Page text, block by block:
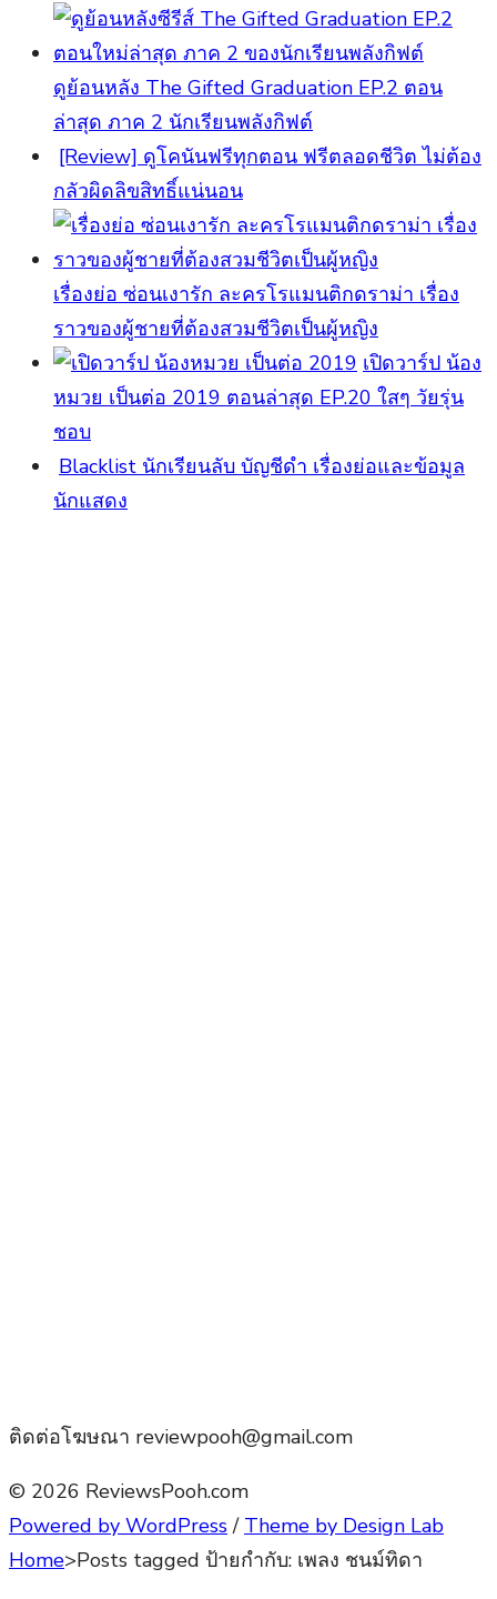
ดูย้อนหลัง The Gifted Graduation EP.2 ตอน
ล่าสุด ภาค 2 นักเรียนพลังกิฟต์
[Review] ดูโคนันฟรีทุกตอน ฟรีตลอดชีวิต ไม่ต้อง
กลัวผิดลิขสิทธิ์แน่นอน
เรื่องย่อ ซ่อนเงารัก ละครโรแมนติกดราม่า เรื่อง
ราวของผู้ชายที่ต้องสวมชีวิตเป็นผู้หญิง
เปิดวาร์ป น้อง
หมวย เป็นต่อ 2019 ตอนล่าสุด EP.20 ใสๆ วัยรุ่น
ชอบ
Blacklist นักเรียนลับ บัญชีดำ เรื่องย่อและข้อมูล
นักแสดง
ติดต่อโฆษณา reviewpooh@gmail.com
© 2026 ReviewsPooh.com
Powered by WordPress / Theme by Design Lab
Home>Posts tagged ป้ายกำกับ: เพลง ชนม์ทิดา